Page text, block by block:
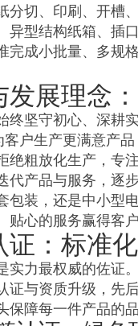
分切、印刷、开槽
异型结构纸箱、插
完成小批量、多规
发展理念
终坚守初心、深耕
客户生产更满意产
绝粗放化生产，专
代产品与服务，逐
包装，还是中小型
贴心的服务赢得客
证：标准
实力最权威的佐证
证与资质升级，先
保障每一件产品的